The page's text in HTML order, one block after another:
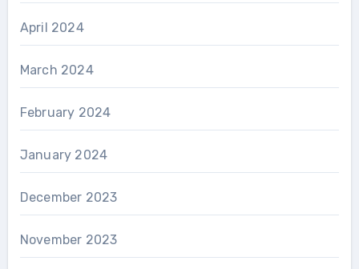
April 2024
March 2024
February 2024
January 2024
December 2023
November 2023